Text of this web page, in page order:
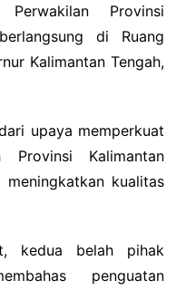
Provinsi
di Ruang
Kalimantan Tengah,
upaya memperkuat
Provinsi Kalimantan
meningkatkan kualitas
kedua belah pihak
penguatan